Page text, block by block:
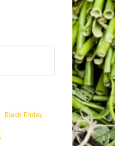
Black Friday